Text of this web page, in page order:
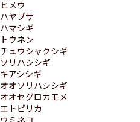
ヒメウ
ハヤブサ
ハマシギ
トウネン
チュウシャクシギ
ソリハシシギ
キアシシギ
オオソリハシシギ
オオセグロカモメ
エトピリカ
ウミネコ